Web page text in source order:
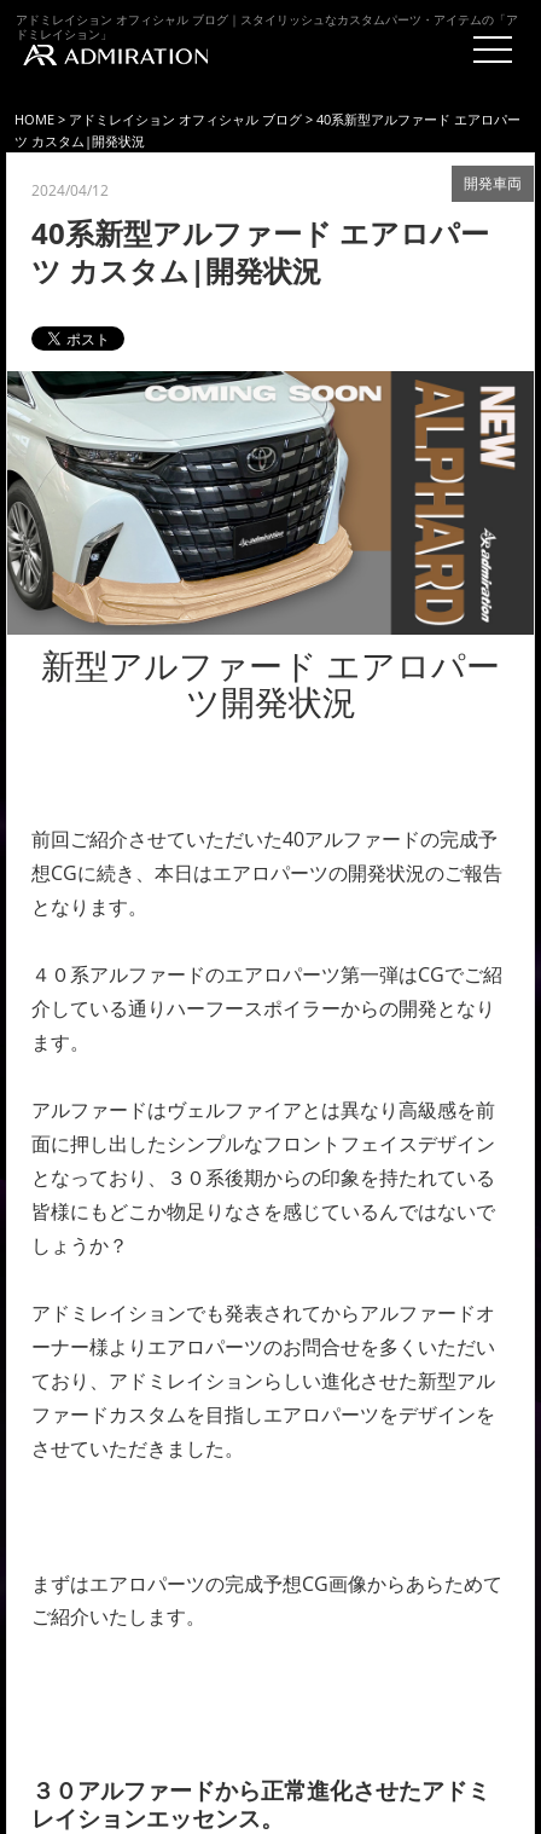
アドミレイション オフィシャル ブログ｜スタイリッシュなカスタムパーツ・アイテムの「ア
ドミレイション」
HOME > アドミレイション オフィシャル ブログ > 40系新型アルファード エアロパー
ツ カスタム|開発状況
開発車両
2024/04/12
40系新型アルファード エアロパー
ツ カスタム|開発状況
新型アルファード エアロパー
ツ開発状況
前回ご紹介させていただいた40アルファードの完成予
想CGに続き、本日はエアロパーツの開発状況のご報告
となります。
４０系アルファードのエアロパーツ第一弾はCGでご紹
介している通りハーフースポイラーからの開発となり
ます。
アルファードはヴェルファイアとは異なり高級感を前
面に押し出したシンプルなフロントフェイスデザイン
となっており、３０系後期からの印象を持たれている
皆様にもどこか物足りなさを感じているんではないで
しょうか？
アドミレイションでも発表されてからアルファードオ
ーナー様よりエアロパーツのお問合せを多くいただい
ており、アドミレイションらしい進化させた新型アル
ファードカスタムを目指しエアロパーツをデザインを
させていただきました。
まずはエアロパーツの完成予想CG画像からあらためて
ご紹介いたします。
３０アルファードから正常進化させたアドミ
レイションエッセンス。